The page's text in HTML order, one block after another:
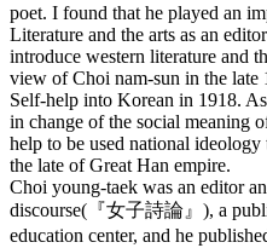
poet. I found that he played an
Literature and the arts as an
introduce western literature and
view of Choi nam-sun in the late
Self-help into Korean in 1918.
in change of the social meaning
help to be used national
the late of Great Han empire.
Choi young-taek was an editor
discourse(『女子詩論』), a
education center, and he